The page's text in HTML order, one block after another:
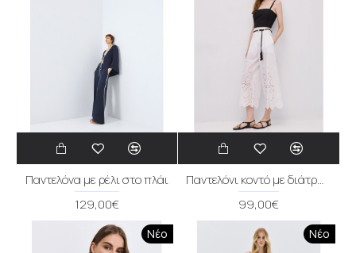
Παντελόνα με ρέλι στο πλάι
129,00€
Παντελόνι κοντό με διάτρητες λεπτομέρειες
99,00€
Νέο Νέο